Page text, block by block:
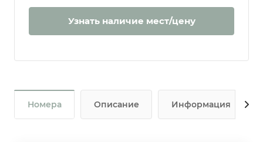
Узнать наличие мест/цену
Номера Описание Информация